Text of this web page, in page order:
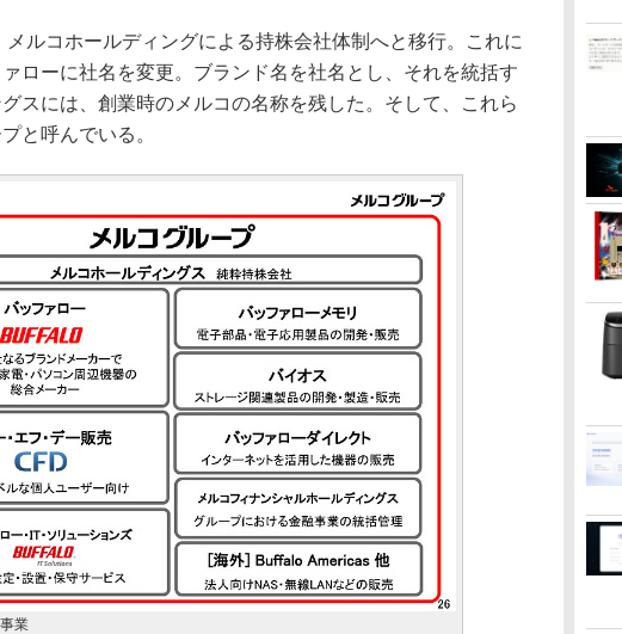
ルコホールディングによる持株会社体制へと移行。これに
ローに社名を変更。ブランド名を社名とし、それを統括す
スには、創業時のメルコの名称を残した。そして、これら
と呼んでいる。
業